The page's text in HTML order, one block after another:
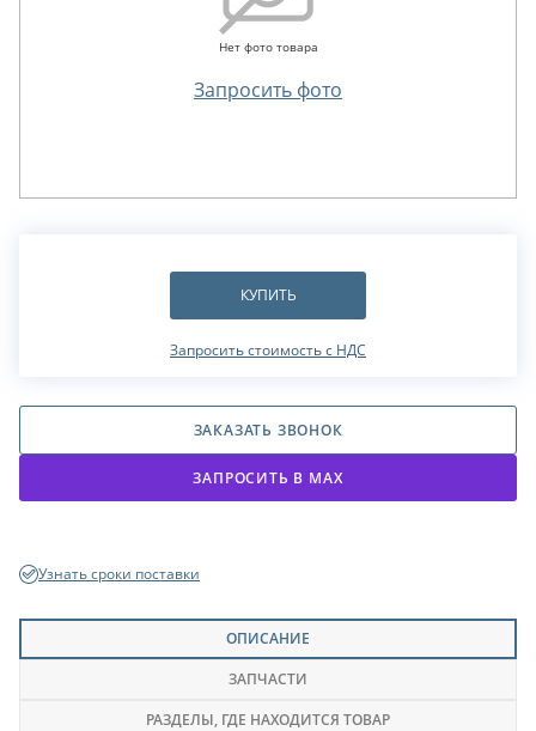
Нет фото товара
Запросить фото
КУПИТЬ
Запросить стоимость с НДС
ЗАКАЗАТЬ ЗВОНОК
ЗАПРОСИТЬ В МАХ
Узнать сроки поставки
ОПИСАНИЕ
ЗАПЧАСТИ
РАЗДЕЛЫ, ГДЕ НАХОДИТСЯ ТОВАР